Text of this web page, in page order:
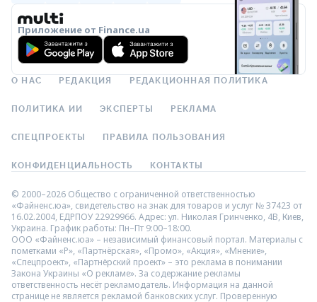
Приложение от Finance.ua
О НАС РЕДАКЦИЯ РЕДАКЦИОННАЯ ПОЛИТИКА
ПОЛИТИКА ИИ ЭКСПЕРТЫ РЕКЛАМА
СПЕЦПРОЕКТЫ ПРАВИЛА ПОЛЬЗОВАНИЯ
КОНФИДЕНЦИАЛЬНОСТЬ КОНТАКТЫ
© 2000–2026 Общество с ограниченной ответственностью
«Файненс.юа», свидетельство на знак для товаров и услуг № 37423 от
16.02.2004, ЕДРПОУ 22929966. Адрес: ул. Николая Гринченко, 4В, Киев,
Украина. График работы: Пн–Пт 9:00–18:00.
ООО «Файненс.юа» – независимый финансовый портал. Материалы с
пометками «Р», «Партнёрская», «Промо», «Акция», «Мнение»,
«Спецпроект», «Партнёрский проект» – это реклама в понимании
Закона Украины «О рекламе». За содержание рекламы
ответственность несёт рекламодатель. Информация на данной
странице не является рекламой банковских услуг. Проверенную